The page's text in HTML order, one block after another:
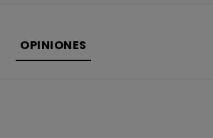
OPINIONES